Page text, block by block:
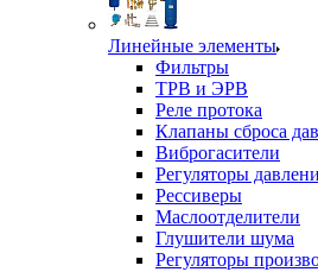
Линейные элементы
Фильтры
ТРВ и ЭРВ
Реле протока
Клапаны сброса
Виброгасители
Регуляторы
Рессиверы
Маслоотделители
Глушители шума
Регуляторы